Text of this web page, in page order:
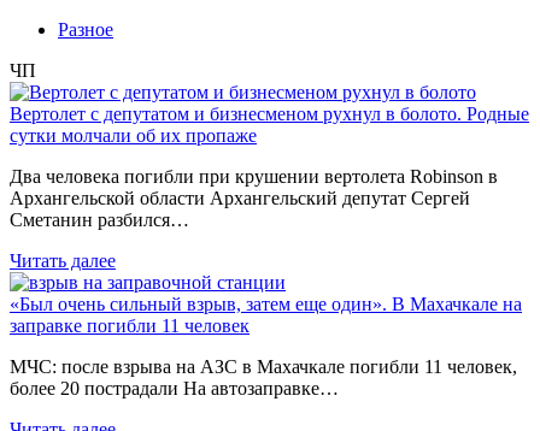
Разное
ЧП
Вертолет с депутатом и бизнесменом рухнул в болото. Родные
сутки молчали об их пропаже
Два человека погибли при крушении вертолета Robinson в
Архангельской области Архангельский депутат Сергей
Сметанин разбился…
Читать далее
«Был очень сильный взрыв, затем еще один». В Махачкале на
заправке погибли 11 человек
МЧС: после взрыва на АЗС в Махачкале погибли 11 человек,
более 20 пострадали На автозаправке…